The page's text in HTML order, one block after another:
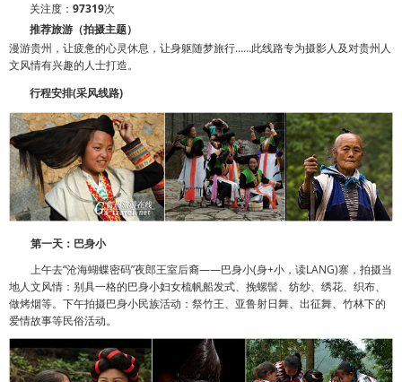
关注度： 97319次
推荐旅游（拍摄主题）
漫游贵州，让疲惫的心灵休息，让身躯随梦旅行……此线路专为摄影人及对贵州人
文风情有兴趣的人士打造。
行程安排(采风线路)
第一天：巴身小
上午去“沧海蝴蝶密码”夜郎王室后裔——巴身小(身+小，读LANG)寨，拍摄当
地人文风情：别具一格的巴身小妇女梳帆船发式、挽螺髻、纺纱、绣花、织布、
做烤烟等。下午拍摄巴身小民族活动：祭竹王、亚鲁射日舞、出征舞、竹林下的
爱情故事等民俗活动。